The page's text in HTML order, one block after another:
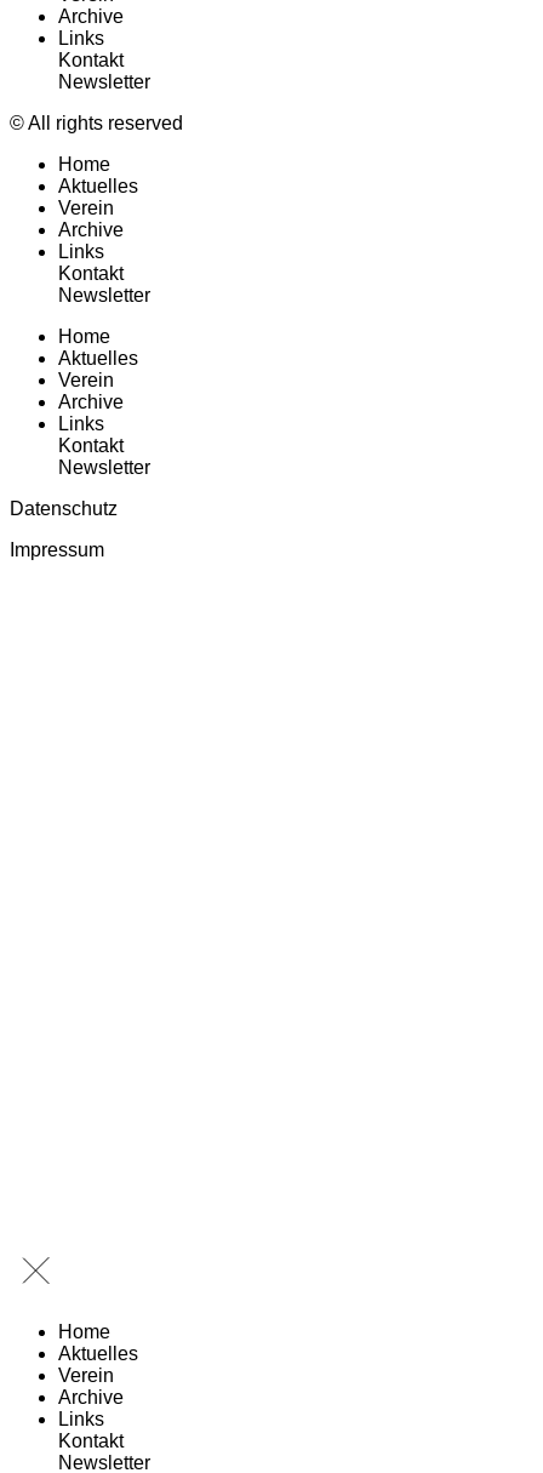
Archive
Links
Kontakt
Newsletter
© All rights reserved
Home
Aktuelles
Verein
Archive
Links
Kontakt
Newsletter
Home
Aktuelles
Verein
Archive
Links
Kontakt
Newsletter
Datenschutz
Impressum
Home
Aktuelles
Verein
Archive
Links
Kontakt
Newsletter